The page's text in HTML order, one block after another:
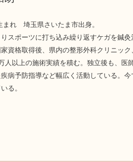
まれ 埼玉県さいたま市出身。
スポーツに打ち込み繰り返すケガを鍼
資格取得後、県内の整形外科クリニッ
人以上の施術実績を積む。独立後も、
病予防指導など幅広く活動している。
る。